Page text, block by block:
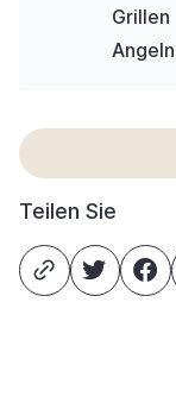
Grillen
Angeln
Teilen Sie